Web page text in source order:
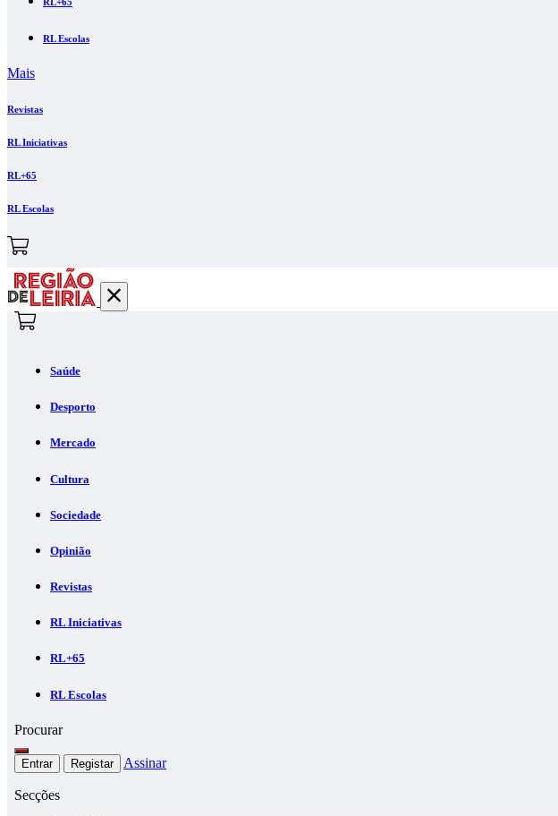
RL Escolas
Mais
Revistas
RL Iniciativas
RL+65
RL Escolas
Saúde
Desporto
Mercado
Cultura
Sociedade
Opinião
Revistas
RL Iniciativas
RL+65
RL Escolas
Procurar
Entrar Registar Assinar
Secções